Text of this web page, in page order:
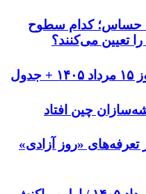
حساس؛ کدام سطوح
چین افتاد
دلار از تعرفه‌های «روز آزادی»